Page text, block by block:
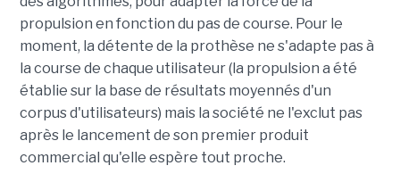
propulsion en fonction du pas de course. Pour le
moment, la détente de la prothèse ne s'adapte pas à
la course de chaque utilisateur (la propulsion a été
établie sur la base de résultats moyennés d'un
corpus d'utilisateurs) mais la société ne l'exclut pas
après le lancement de son premier produit
commercial qu'elle espère tout proche.